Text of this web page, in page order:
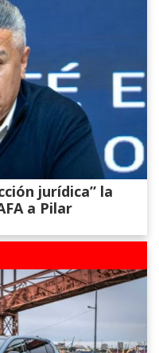
jurídica” la
a Pilar